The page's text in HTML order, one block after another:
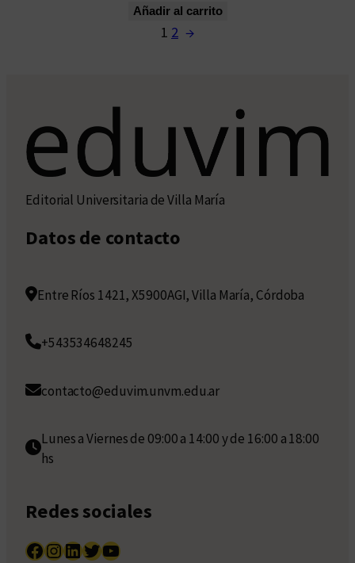
Añadir al carrito
1 2 →
Editorial Universitaria de Villa María
Datos de contacto
Entre Ríos 1421, X5900AGI, Villa María, Córdoba
+543534648245
contacto@eduvim.unvm.edu.ar
Lunes a Viernes de 09:00 a 14:00 y de 16:00 a 18:00
hs
Redes sociales
Facebook InstagramLinkedIn Twitter YouTube